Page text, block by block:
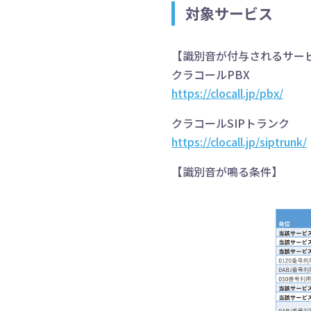
対象サービス
【識別音が付与されるサー
クラコールPBX
https://clocall.jp/pbx/
クラコールSIPトランク
https://clocall.jp/siptrunk/
【識別音が鳴る条件】